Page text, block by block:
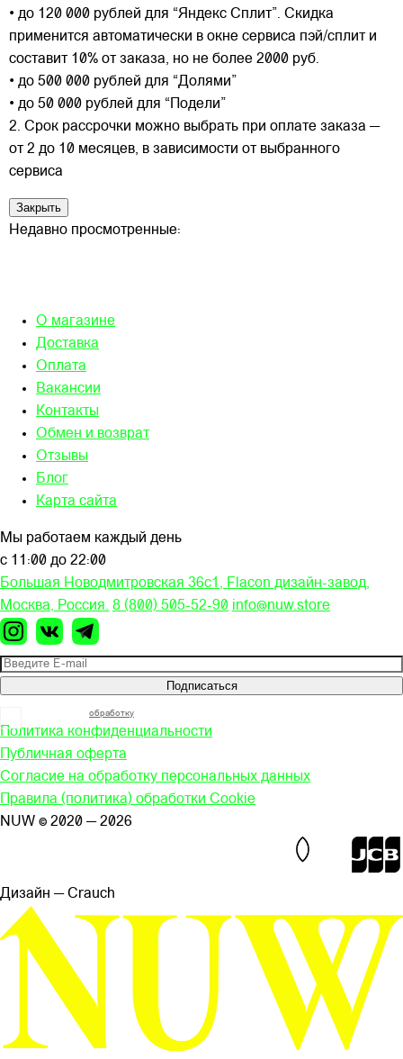
• до 120 000 рублей для “Яндекс Сплит”. Скидка
применится автоматически в окне сервиса пэй/сплит и
составит 10% от заказа, но не более 2000 руб.
• до 500 000 рублей для “Долями”
• до 50 000 рублей для “Подели”
2. Срок рассрочки можно выбрать при оплате заказа —
от 2 до 10 месяцев, в зависимости от выбранного
сервиса
Закрыть
Недавно просмотренные:
О магазине
Доставка
Оплата
Вакансии
Контакты
Обмен и возврат
Отзывы
Блог
Карта сайта
Мы работаем каждый день
с 11:00 до 22:00
Большая Новодмитровская 36c1, Flacon дизайн-завод,
Москва, Россия. 8 (800) 505-52-90 info@nuw.store
Подписаться
обработку
Политика конфиденциальности
Публичная оферта
Согласие на обработку персональных данных
Правила (политика) обработки Cookie
NUW © 2020 — 2026
Дизайн — Сrauch